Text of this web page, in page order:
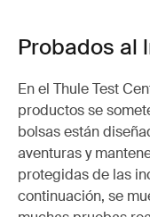
Probados al
En el Thule Test
productos se
bolsas están
aventuras y
protegidas de las
continuación, se